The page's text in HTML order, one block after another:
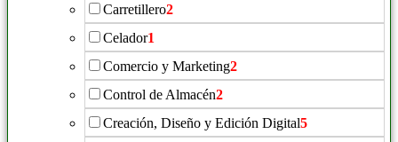
Carretillero2
Celador1
Comercio y Marketing2
Control de Almacén2
Creación, Diseño y Edición Digital5